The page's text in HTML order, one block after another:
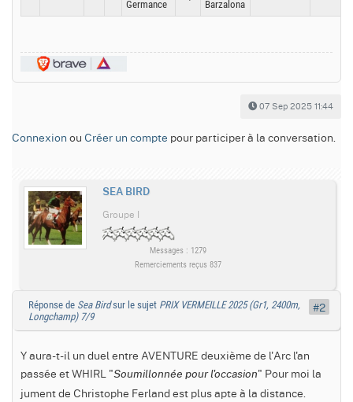
Germance Barzalona
07 Sep 2025 11:44
Connexion ou Créer un compte pour participer à la conversation.
SEA BIRD
Groupe I
Messages : 1279
Remerciements reçus 837
Réponse de Sea Birdsur le sujet PRIX VERMEILLE 2025 (Gr1, 2400m,
Longchamp) 7/9
Y aura-t-il un duel entre AVENTURE deuxième de l'Arc l'an
passée et WHIRL "Soumillonnée pour l'occasion" Pour moi la
jument de Christophe Ferland est plus apte à la distance.
#2